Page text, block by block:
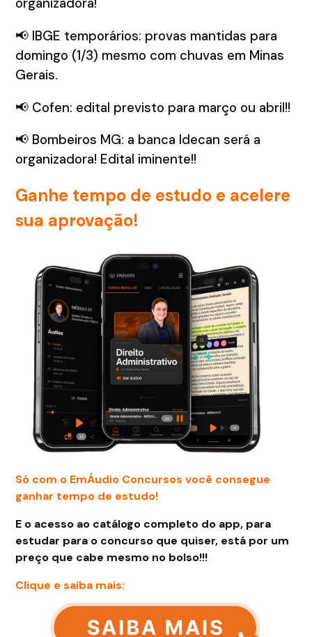
📢 IBGE temporários: provas mantidas para
domingo (1/3) mesmo com chuvas em Minas
Gerais.
📢 Cofen: edital previsto para março ou abril!!
📢 Bombeiros MG: a banca Idecan será a
organizadora! Edital iminente!!
Ganhe tempo de estudo e acelere
sua aprovação!
Só com o EmÁudio Concursos você consegue
ganhar tempo de estudo!
E o acesso ao catálogo completo do app, para
estudar para o concurso que quiser, está por um
preço que cabe mesmo no bolso!!!
Clique e saiba mais: